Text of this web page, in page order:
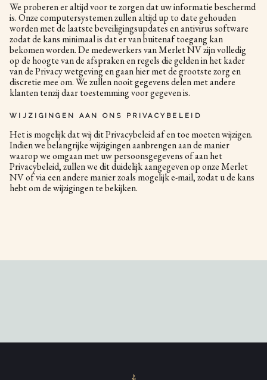
We proberen er altijd voor te zorgen dat uw informatie beschermd
is. Onze computersystemen zullen altijd up to date gehouden
worden met de laatste beveiligingsupdates en antivirus software
zodat de kans minimaal is dat er van buitenaf toegang kan
bekomen worden. De medewerkers van Merlet NV zijn volledig
op de hoogte van de afspraken en regels die gelden in het kader
van de Privacy wetgeving en gaan hier met de grootste zorg en
discretie mee om. We zullen nooit gegevens delen met andere
klanten tenzij daar toestemming voor gegeven is.
WIJZIGINGEN AAN ONS PRIVACYBELEID
Het is mogelijk dat wij dit Privacybeleid af en toe moeten wijzigen.
Indien we belangrijke wijzigingen aanbrengen aan de manier
waarop we omgaan met uw persoonsgegevens of aan het
Privacybeleid, zullen we dit duidelijk aangegeven op onze Merlet
NV of via een andere manier zoals mogelijk e-mail, zodat u de kans
hebt om de wijzigingen te bekijken.